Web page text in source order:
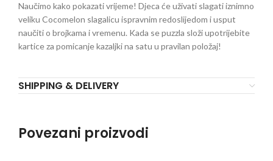
Naučimo kako pokazati vrijeme! Djeca će uživati slagati iznimno
veliku Cocomelon slagalicu ispravnim redoslijedom i usput
naučiti o brojkama i vremenu. Kada se puzzla složi upotrijebite
kartice za pomicanje kazaljki na satu u pravilan položaj!
SHIPPING & DELIVERY
Povezani proizvodi